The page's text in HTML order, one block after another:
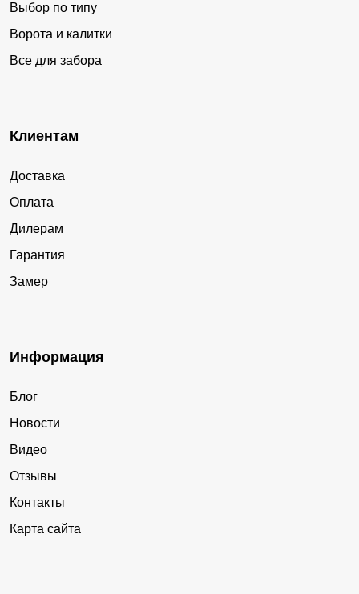
Выбор по типу
Ворота и калитки
Все для забора
Клиентам
Доставка
Оплата
Дилерам
Гарантия
Замер
Информация
Блог
Новости
Видео
Отзывы
Контакты
Карта сайта